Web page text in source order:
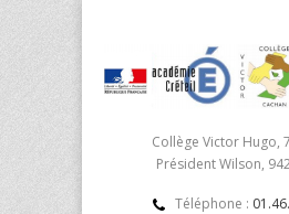
Collège Victor Hugo,
Président Wilson,
Téléphone :